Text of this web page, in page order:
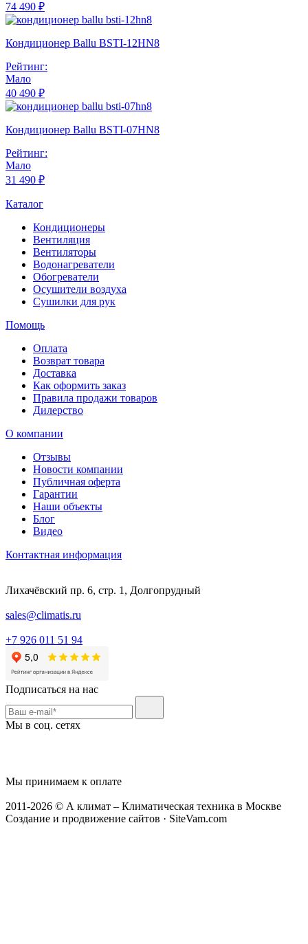
74 490 ₽
Кондиционер Ballu BSTI-12HN8
Рейтинг:
Мало
40 490 ₽
Кондиционер Ballu BSTI-07HN8
Рейтинг:
Мало
31 490 ₽
Каталог
Кондиционеры
Вентиляция
Вентиляторы
Водонагреватели
Обогреватели
Осушители воздуха
Сушилки для рук
Помощь
Оплата
Возврат товара
Доставка
Как оформить заказ
Правила продажи товаров
Дилерство
О компании
Отзывы
Новости компании
Публичная оферта
Гарантии
Наши объекты
Блог
Видео
Контактная информация
Лихачёвский пр. 6, стр. 1, Долгопрудный
sales@climatis.ru
+7 926 011 51 94
Подписаться на нас
Мы в соц. сетях
Мы принимаем к оплате
2011-2026 © А климат – Климатическая техника в Москве
Создание и продвижение сайтов · SiteVam.com